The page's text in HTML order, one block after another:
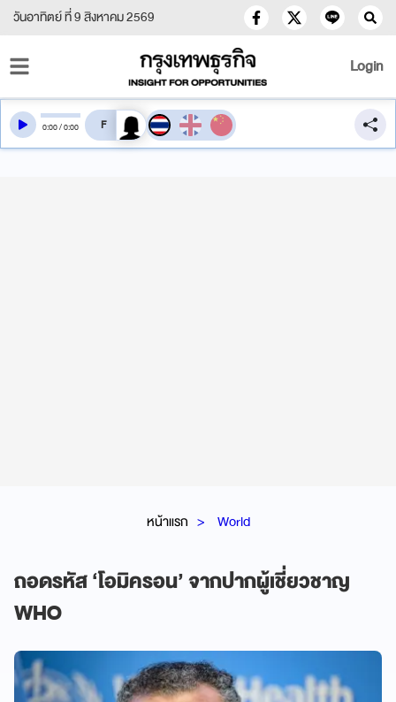
วันอาทิตย์ ที่ 9 สิงหาคม 2569
Login
หน้าแรก World
ถอดรหัส ‘โอมิครอน’ จากปากผู้เชี่ยวชาญ
WHO
0:00/0:00 สลับเสียงอ่าน